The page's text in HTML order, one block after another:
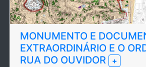
MONUMENTO E
EXTRAORDINÁRIO E O
RUA DO OUVIDOR
+